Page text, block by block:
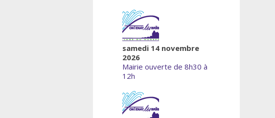
samedi 14 novembre
2026
Mairie ouverte de 8h30 à
12h